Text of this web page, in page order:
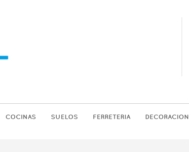
COCINAS SUELOS FERRETERIA DECORACION